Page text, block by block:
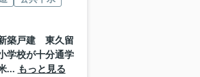
築戸建 東久留
学校が十分通学
... もっと見る